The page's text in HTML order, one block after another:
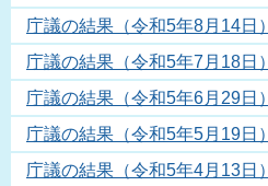
庁議の結果（令和5年8月14日）
庁議の結果（令和5年7月18日）
庁議の結果（令和5年6月29日）
庁議の結果（令和5年5月19日）
庁議の結果（令和5年4月13日）